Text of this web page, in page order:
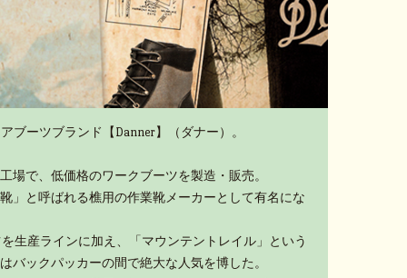
ブーツブランド【Danner】（ダナー）。
場で、低価格のワークブーツを製造・販売。
」と呼ばれる樵用の作業靴メーカーとして有名にな
生産ラインに加え、「マウンテントレイル」という
バックパッカーの間で絶大な人気を博した。